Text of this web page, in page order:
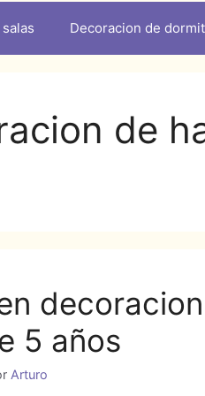
Decoracion de
de
5 años
Arturo